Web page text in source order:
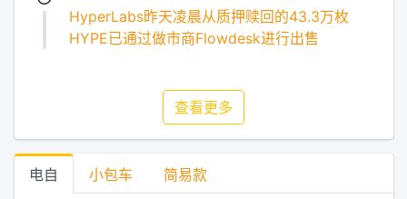
HyperLabs昨天凌晨从质押赎回的43.3万枚
HYPE已通过做市商Flowdesk进行出售
查看更多
电自 小包车 简易款